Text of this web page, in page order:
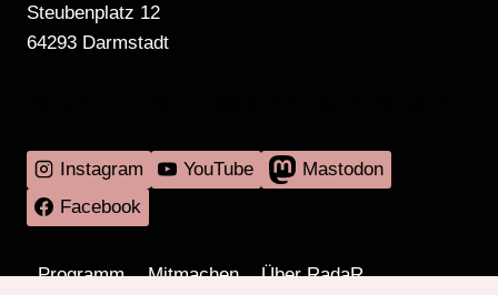
Steubenplatz 12
64293 Darmstadt
Instagram YouTube
Mastodon
Facebook
Programm Mitmachen
Über RadaR